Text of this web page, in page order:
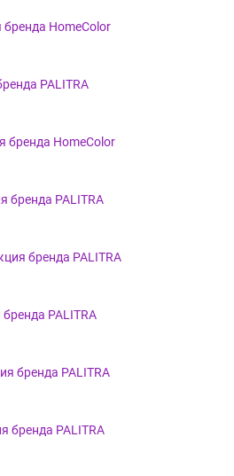
HomeColor
PALITRA
бренда HomeColor
бренда PALITRA
бренда PALITRA
PALITRA
бренда PALITRA
бренда PALITRA